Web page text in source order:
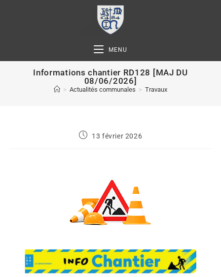
MENU
Informations chantier RD128 [MAJ DU
08/06/2026]
> Actualités communales > Travaux
13 février 2026